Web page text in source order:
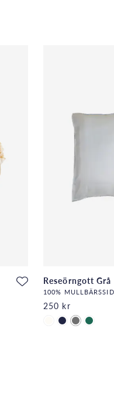
Reseörngott Grå
100%
250 kr